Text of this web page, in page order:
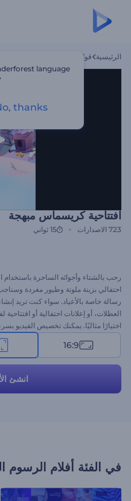
الرئيسية قوالب
افتتاحية كريسماس مبهجة
723 الاصدارات 15 ثواني
رحب بالشتاء وأجوائه الساحرة
احتفالي بزينة ملونة وطيور مغردة
رسالة خاصة بالأعياد. سواء كنت تريد
العطلات، أو إعلانات احتفالية أو افتتاحية
اختيارًا مثاليًا. يمكنك تخصيص الفيديو
للأعياد، واختر المقطع الموسيقي. جرب
16:9
انشئ
في الفئة أفلام الرسوم
language
thanks